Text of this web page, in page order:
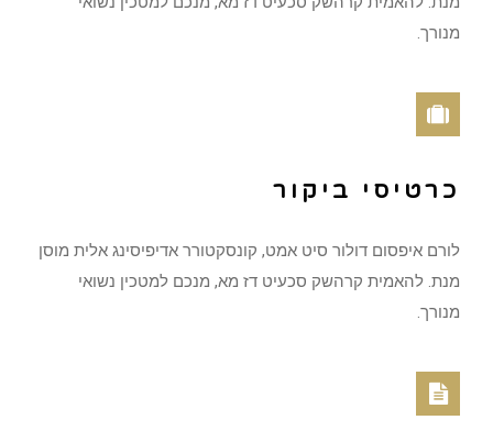
מנורך.
כרטיסי ביקור
לורם איפסום דולור סיט אמט, קונסקטורר אדיפיסינג אלית מוסן
מנת. להאמית קרהשק סכעיט דז מא, מנכם למטכין נשואי
מנורך.